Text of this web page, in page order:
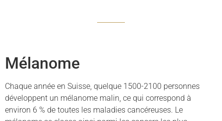
Mélanome
Chaque année en Suisse, quelque 1500-2100 personnes
développent un mélanome malin, ce qui correspond à
environ 6 % de toutes les maladies cancéreuses. Le